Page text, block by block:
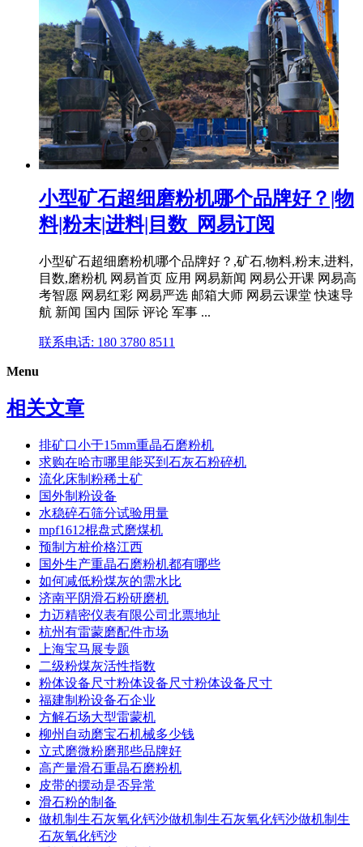
小型矿石超细磨粉机哪个品牌好？|物
料|粉末|进料|目数_网易订阅
小型矿石超细磨粉机哪个品牌好？,矿石,物料,粉末,进料,
目数,磨粉机 网易首页 应用 网易新闻 网易公开课 网易高
考智愿 网易红彩 网易严选 邮箱大师 网易云课堂 快速导
航 新闻 国内 国际 评论 军事 ...
联系电话: 180 3780 8511
Menu
相关文章
排矿口小于15mm重晶石磨粉机
求购在哈市哪里能买到石灰石粉碎机
流化床制粉稀土矿
国外制粉设备
水稳碎石筛分试验用量
mpf1612棍盘式磨煤机
预制方桩价格江西
国外生产重晶石磨粉机都有哪些
如何减低粉煤灰的需水比
济南平阴滑石粉研磨机
力迈精密仪表有限公司北票地址
杭州有雷蒙磨配件市场
上海宝马展专题
二级粉煤灰活性指数
粉体设备尺寸粉体设备尺寸粉体设备尺寸
福建制粉设备石企业
方解石场大型雷蒙机
柳州自动磨宝石机械多少钱
立式磨微粉磨那些品牌好
高产量滑石重晶石磨粉机
皮带的摆动是否异常
滑石粉的制备
做机制生石灰氧化钙沙做机制生石灰氧化钙沙做机制生
石灰氧化钙沙